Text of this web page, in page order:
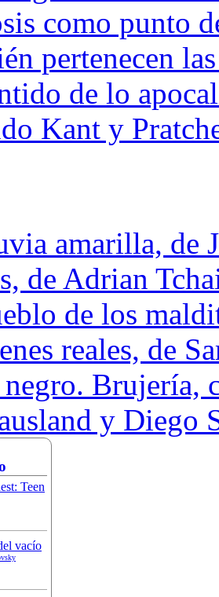
como punto
pertenecen
de lo
Kant y
amarilla, de
de Adrian
de los
reales, de
negro. Brujería,
y Diego
Teen
vacío